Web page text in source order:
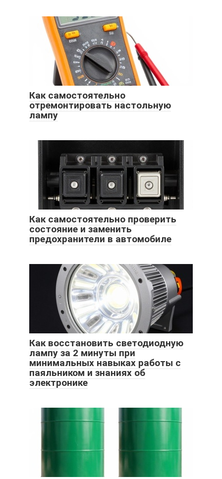
Как самостоятельно
отремонтировать настольную
лампу
Как самостоятельно проверить
состояние и заменить
предохранители в автомобиле
Как восстановить светодиодную
лампу за 2 минуты при
минимальных навыках работы с
паяльником и знаниях об
электронике